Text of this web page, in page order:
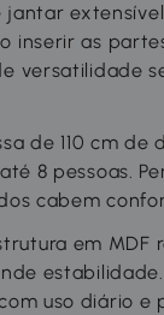
jantar
inserir as
versatilidade
de 110 cm
8 pessoas.
cabem
em MDF
uso diário e